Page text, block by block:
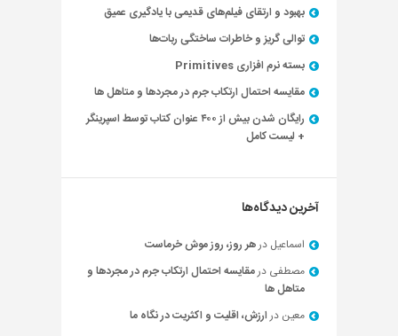
بهبود و ارتقای فیلم‌های قدیمی با یادگیری عمیق
توالی گریز و خاطرات ساختگی ربات‌ها
بسته نرم افزاری Primitives
مقایسه احتمال ارتکاب جرم در مجردها و متاهل ها
رایگان شدن بیش از ۴۰۰ عنوان کتاب توسط اسپرینگر
+ لیست کامل
آخرین دیدگاه‌ها
اسماعیل درهر روز، روز موش خرماست
مصطفی درمقایسه احتمال ارتکاب جرم در مجردها و
متاهل ها
معین درارزش، اقلیت و اکثریت در نگاه ما